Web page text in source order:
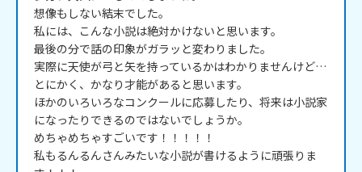
想像もしない結末でした。
私には、こんな小説は絶対かけないと思います。
最後の分で話の印象がガラッと変わりました。
実際に天使が弓と矢を持っているかはわかりませんけど…
とにかく、かなり才能があると思います。
ほかのいろいろなコンクールに応募したり、将来は小説家
になったりできるのではないでしょうか。
めちゃめちゃすごいです！！！！！
私もるんるんさんみたいな小説が書けるように頑張りま